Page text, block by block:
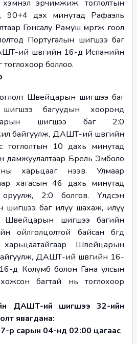
хэмнэл эрчимжиж, тоглолтын
90+4 дэх минутад Рафаэль
Гонсалу Рамуш мөргөж гоол
Португалын шигшээ баг
ий шөвгийн 16-д Испанийн
боллоо.
Швейцарын шигшээ баг
багуудын хооронд
шигшээ баг 2:0
байгуулж, ДАШТ-ий шөвгийн
тоглолтын 10 дахь минутад
Брель Эмболо
харьцааг нээв. Улмаар
хагасын 46 дахь минутад
2:0 болгов. Үлдсэн
шигшээ баг илүү шахаж, илүү
Швейцарын шигшээ багийн
ойлголцолтой байсан бөгөөд
Швейцарын
ДАШТ-ий шөвгийн 16-
д Колумб болон Гана улсын
багтай нь тоглохоор
ДАШТ-ий шигшээ 32-ийн
явагдана:
р сарын 04-нд 02:00 цагаас